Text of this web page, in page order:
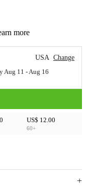
more
USA Change
Aug 11 - Aug 16
US$ 12.00
60+